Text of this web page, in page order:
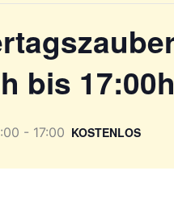
bis 17:00h
- 17:00 KOSTENLOS